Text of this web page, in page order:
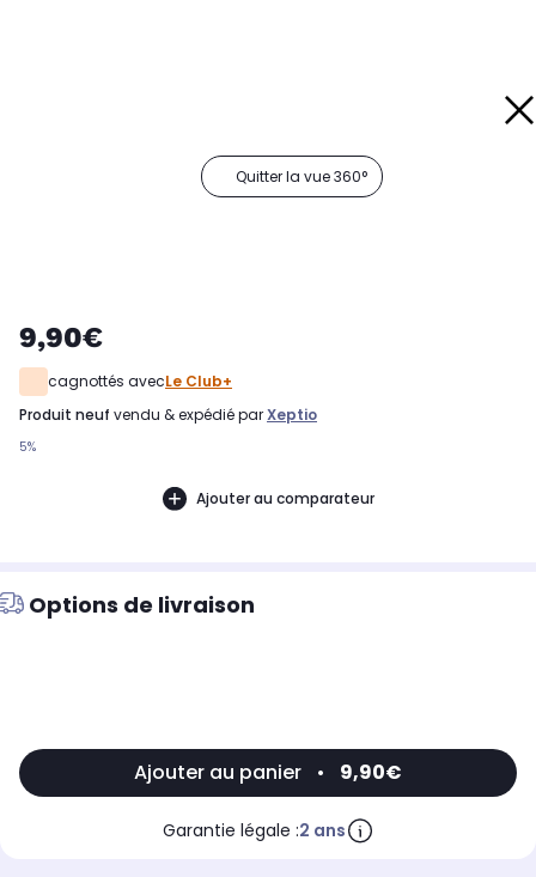
Quitter la vue 360°
9,90€
cagnottés avecLe Club+
produit neuf vendu & expédié parXeptio
5%
Ajouter au comparateur
Options de livraison
Ajouter au panier • 9,90€
Garantie légale :2 ans